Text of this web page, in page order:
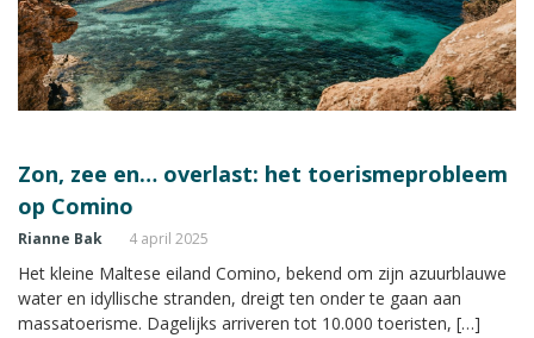
Zon, zee en… overlast: het toerismeprobleem
op Comino
Rianne Bak 4 april 2025
Het kleine Maltese eiland Comino, bekend om zijn azuurblauwe
water en idyllische stranden, dreigt ten onder te gaan aan
massatoerisme. Dagelijks arriveren tot 10.000 toeristen, […]